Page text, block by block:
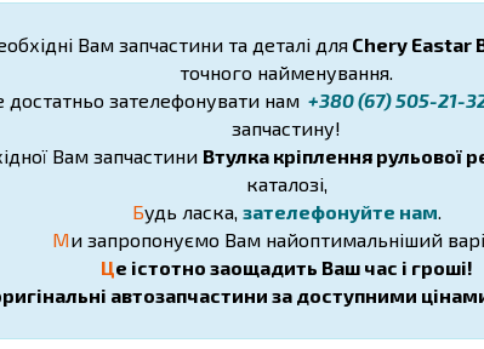
Вам запчастини та деталі дляChery Eastar
точного найменування.
достатньо зателефонувати нам +380 (67) 505-21-
запчастину!
Вам запчастини Втулка кріплення рульової
каталозі,
Будь ласка, зателефонуйте нам.
Ми запропонуємо Вам найоптимальніший
Це істотно заощадить Ваш час і гроші!
автозапчастини за доступними